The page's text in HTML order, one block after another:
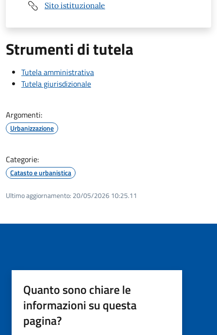
Sito istituzionale
Strumenti di tutela
Tutela amministrativa
Tutela giurisdizionale
Argomenti:
Urbanizzazione
Categorie:
Catasto e urbanistica
Ultimo aggiornamento: 20/05/2026 10:25.11
Quanto sono chiare le
informazioni su questa
pagina?